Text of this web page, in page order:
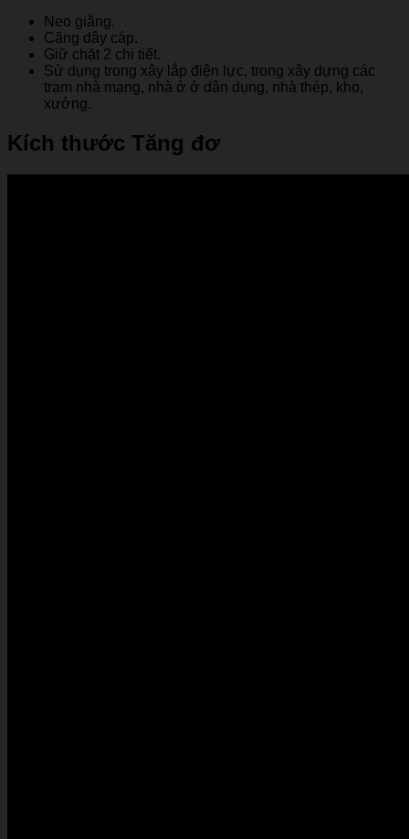
Neo giằng.
Căng dây cáp.
Giữ chặt 2 chi tiết.
Sử dụng trong xây lắp điện lực, trong xây dựng các
trạm nhà mạng, nhà ở ở dân dụng, nhà thép, kho,
xưởng.
Kích thước Tăng đơ